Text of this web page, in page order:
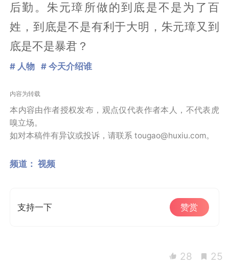
后勤。朱元璋所做的到底是不是为了百
姓，到底是不是有利于大明，朱元璋又到
底是不是暴君？
# 人物 # 今天介绍谁
内容为转载
本内容由作者授权发布，观点仅代表作者本人，不代表虎
嗅立场。
如对本稿件有异议或投诉，请联系 tougao@huxiu.com。
频道： 视频
支持一下 赞赏
28 25